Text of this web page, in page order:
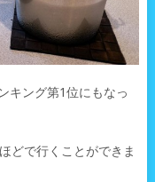
キング第1位にもなっ
どで行くことができま